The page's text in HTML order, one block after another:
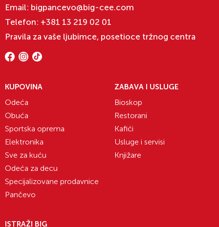
Email: bigpancevo@big-cee.com
Telefon: +381 13 219 02 01
Pravila za vaše ljubimce, posetioce tržnog centra
KUPOVINA
Odeća
Obuća
Sportska oprema
Elektronika
Sve za kuću
Odeća za decu
Specijalizovane prodavnice
Pančevo
ZABAVA I USLUGE
Bioskop
Restorani
Kafići
Usluge i servisi
Knjižare
ISTRAŽI BIG